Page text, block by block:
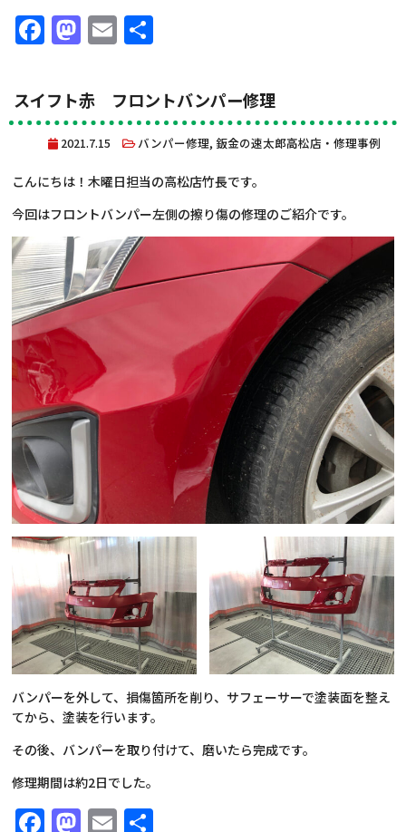
Facebook
Mastodon
Email
スイフト赤 フロントバンパー修理
2021.7.15 バンパー修理,鈑金の速太郎高松店・修理事例
こんにちは！木曜日担当の高松店竹長です。
今回はフロントバンパー左側の擦り傷の修理のご紹介です。
バンパーを外して、損傷箇所を削り、サフェーサーで塗装面を整え
てから、塗装を行います。
その後、バンパーを取り付けて、磨いたら完成です。
修理期間は約2日でした。
Facebook
Mastodon
Email